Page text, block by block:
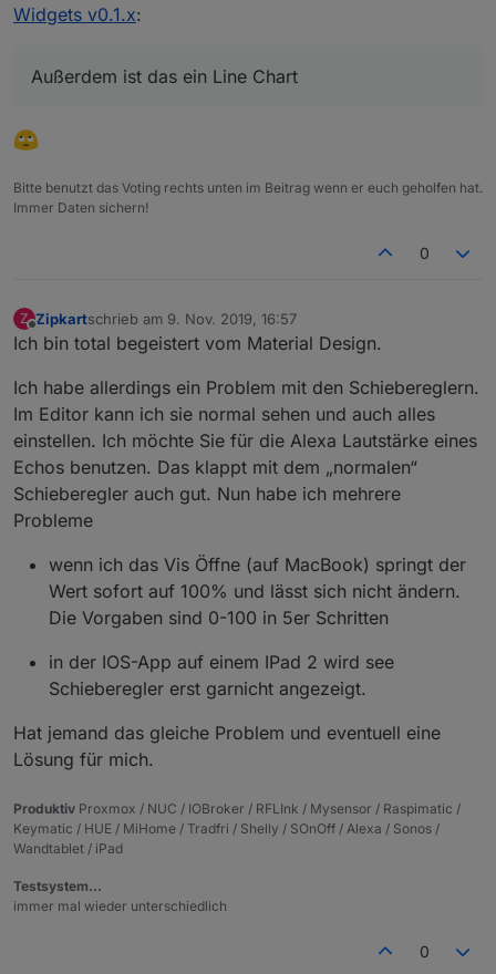
Nein dauert auch sicher noch nen bissle, da ich
Übrigens Bar Charts History geht nicht da
Widgets v0.1.x:
Außerdem ist das ein Line Chart
Bitte benutzt das Voting rechts unten im Beitrag wenn er euch geholfen hat.
Immer Daten sichern!
0
Z
Offline
Zipkartschrieb am 9. Nov. 2019, 16:57
zuletzt editiert von
Ich bin total begeistert vom Material Design.
Ich habe allerdings ein Problem mit den Schiebereglern.
Im Editor kann ich sie normal sehen und auch alles
einstellen. Ich möchte Sie für die Alexa Lautstärke eines
Echos benutzen. Das klappt mit dem „normalen“
Schieberegler auch gut. Nun habe ich mehrere
Probleme
wenn ich das Vis Öffne (auf MacBook) springt der
Wert sofort auf 100% und lässt sich nicht ändern.
Die Vorgaben sind 0-100 in 5er Schritten
in der IOS-App auf einem IPad 2 wird see
Schieberegler erst garnicht angezeigt.
Hat jemand das gleiche Problem und eventuell eine
Lösung für mich.
Produktiv Proxmox / NUC / IOBroker / RFLInk / Mysensor / Raspimatic /
Keymatic / HUE / MiHome / Tradfri / Shelly / SOnOff / Alexa / Sonos /
Wandtablet / iPad
Testsystem…
immer mal wieder unterschiedlich
0